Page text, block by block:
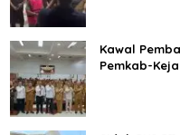
Kawal
Pemkab-